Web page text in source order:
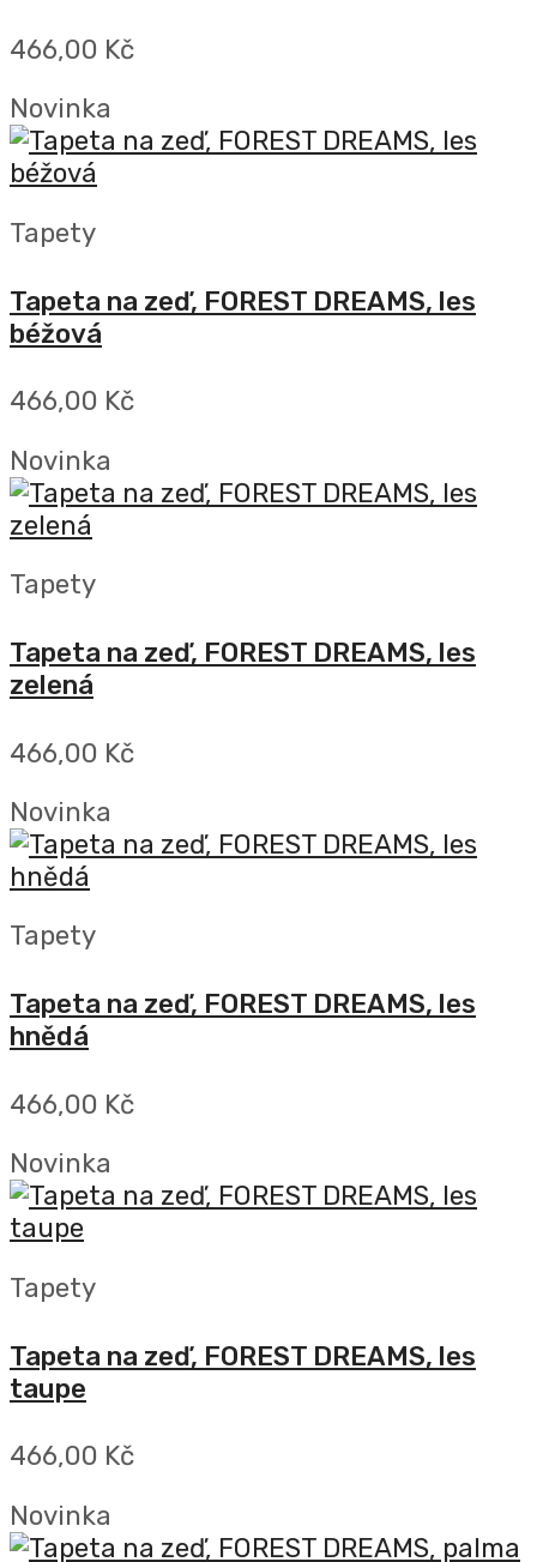
466,00 Kč
Novinka
Tapety
Tapeta na zeď, FOREST DREAMS, les
béžová
466,00 Kč
Novinka
Tapety
Tapeta na zeď, FOREST DREAMS, les
zelená
466,00 Kč
Novinka
Tapety
Tapeta na zeď, FOREST DREAMS, les
hnědá
466,00 Kč
Novinka
Tapety
Tapeta na zeď, FOREST DREAMS, les
taupe
466,00 Kč
Novinka